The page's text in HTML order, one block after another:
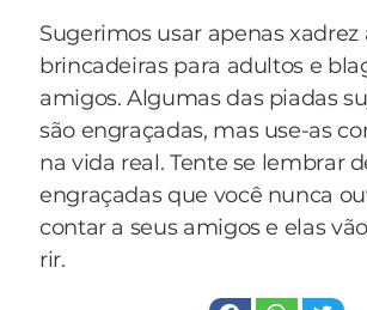
Sugerimos usar apenas xadrez
brincadeiras para adultos e
amigos. Algumas das piadas
são engraçadas, mas use-as
na vida real. Tente se lembrar
engraçadas que você nunca
contar a seus amigos e elas
rir.